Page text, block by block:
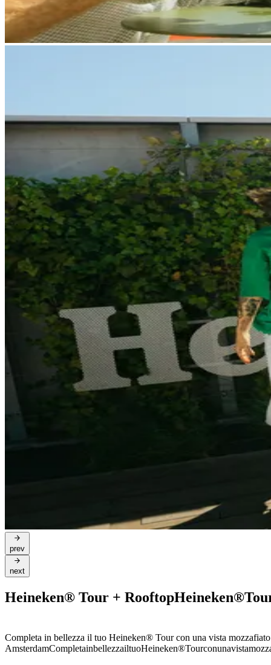
prev
next
Heineken® Tour + RooftopHeineken®
Completa in bellezza il tuo Heineken® Tour con una vista
AmsterdamCompletainbellezzailtuoHeineken®Tourconunavista